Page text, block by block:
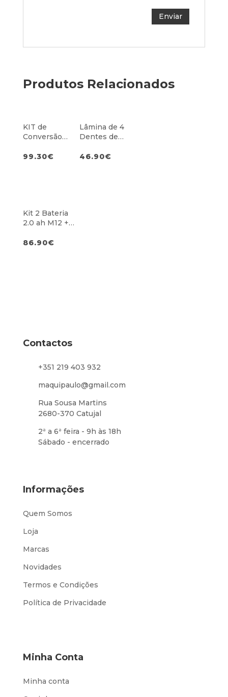
Produtos Relacionados
KIT de
Conversão
99.30€
Lâmina de 4
Dentes de
46.90€
Kit 2 Bateria
2.0 ah M12 +
M12
86.90€
Contactos
+351 219 403 932
maquipaulo@gmail.com
Rua Sousa Martins
2680-370 Catujal
2ª a 6ª feira - 9h às 18h
Sábado - encerrado
Informações
Quem Somos
Loja
Marcas
Novidades
Termos e Condições
Política de Privacidade
Minha Conta
Minha conta